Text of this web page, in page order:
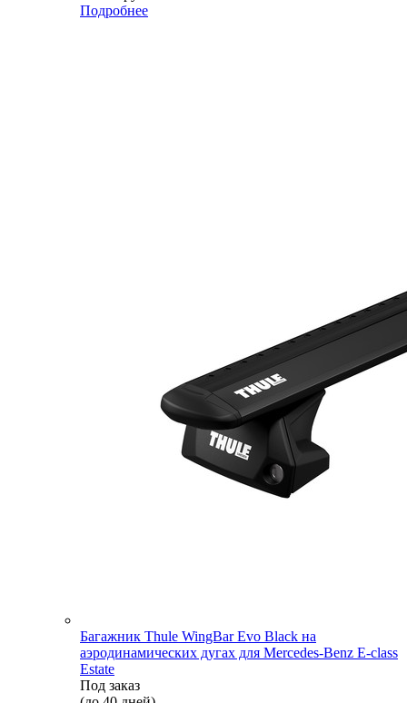
Подробнее
Багажник Thule WingBar Evo Black на
аэродинамических дугах для Mercedes-Benz E-class
Estate
Под заказ